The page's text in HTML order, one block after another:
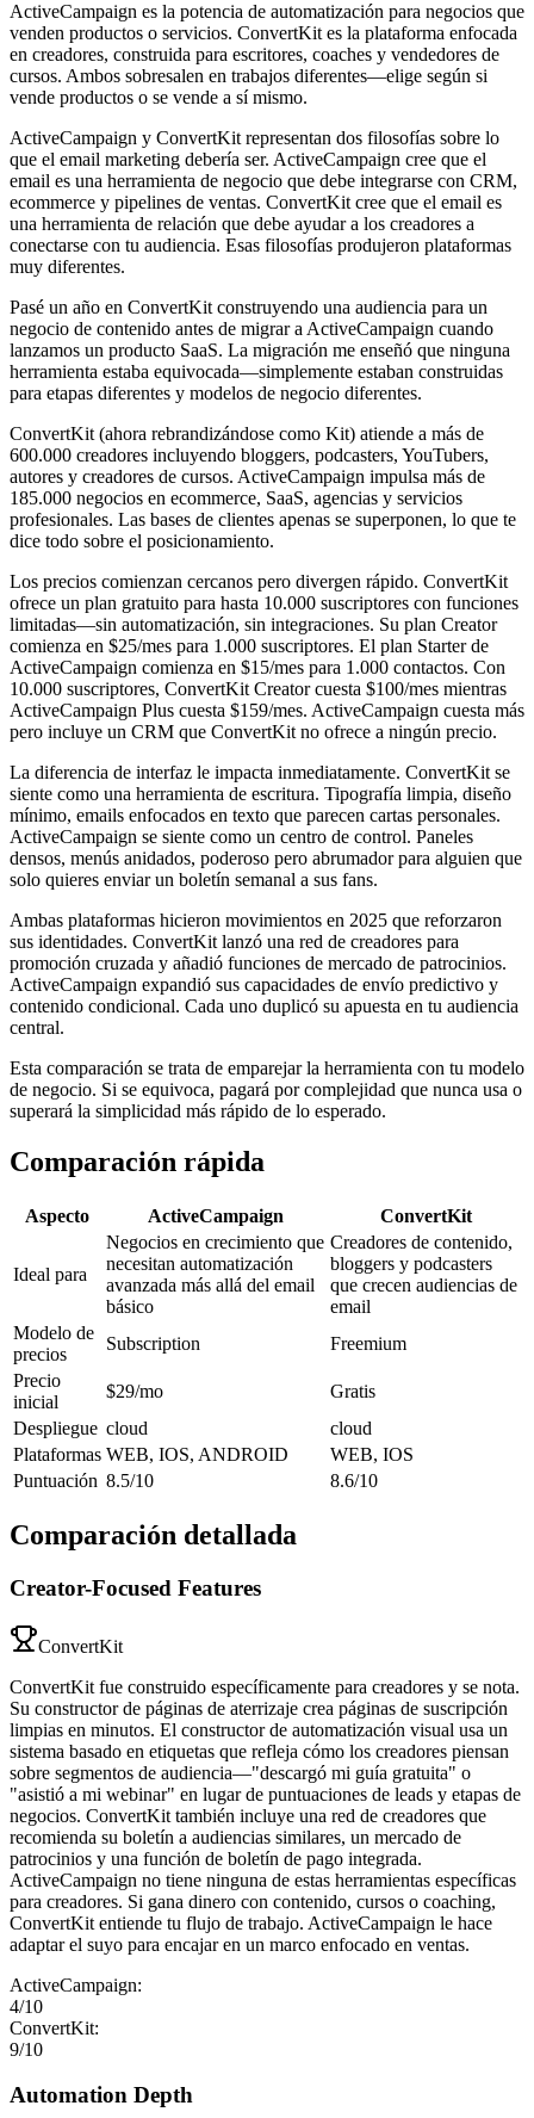
ActiveCampaign es la potencia de automatización para negocios que
venden productos o servicios. ConvertKit es la plataforma enfocada
en creadores, construida para escritores, coaches y vendedores de
cursos. Ambos sobresalen en trabajos diferentes—elige según si
vende productos o se vende a sí mismo.
ActiveCampaign y ConvertKit representan dos filosofías sobre lo
que el email marketing debería ser. ActiveCampaign cree que el
email es una herramienta de negocio que debe integrarse con CRM,
ecommerce y pipelines de ventas. ConvertKit cree que el email es
una herramienta de relación que debe ayudar a los creadores a
conectarse con tu audiencia. Esas filosofías produjeron plataformas
muy diferentes.
Pasé un año en ConvertKit construyendo una audiencia para un
negocio de contenido antes de migrar a ActiveCampaign cuando
lanzamos un producto SaaS. La migración me enseñó que ninguna
herramienta estaba equivocada—simplemente estaban construidas
para etapas diferentes y modelos de negocio diferentes.
ConvertKit (ahora rebrandizándose como Kit) atiende a más de
600.000 creadores incluyendo bloggers, podcasters, YouTubers,
autores y creadores de cursos. ActiveCampaign impulsa más de
185.000 negocios en ecommerce, SaaS, agencias y servicios
profesionales. Las bases de clientes apenas se superponen, lo que te
dice todo sobre el posicionamiento.
Los precios comienzan cercanos pero divergen rápido. ConvertKit
ofrece un plan gratuito para hasta 10.000 suscriptores con funciones
limitadas—sin automatización, sin integraciones. Su plan Creator
comienza en $25/mes para 1.000 suscriptores. El plan Starter de
ActiveCampaign comienza en $15/mes para 1.000 contactos. Con
10.000 suscriptores, ConvertKit Creator cuesta $100/mes mientras
ActiveCampaign Plus cuesta $159/mes. ActiveCampaign cuesta más
pero incluye un CRM que ConvertKit no ofrece a ningún precio.
La diferencia de interfaz le impacta inmediatamente. ConvertKit se
siente como una herramienta de escritura. Tipografía limpia, diseño
mínimo, emails enfocados en texto que parecen cartas personales.
ActiveCampaign se siente como un centro de control. Paneles
densos, menús anidados, poderoso pero abrumador para alguien que
solo quieres enviar un boletín semanal a sus fans.
Ambas plataformas hicieron movimientos en 2025 que reforzaron
sus identidades. ConvertKit lanzó una red de creadores para
promoción cruzada y añadió funciones de mercado de patrocinios.
ActiveCampaign expandió sus capacidades de envío predictivo y
contenido condicional. Cada uno duplicó su apuesta en tu audiencia
central.
Esta comparación se trata de emparejar la herramienta con tu modelo
de negocio. Si se equivoca, pagará por complejidad que nunca usa o
superará la simplicidad más rápido de lo esperado.
Comparación rápida
Aspecto ActiveCampaign ConvertKit
Ideal para
Negocios en crecimiento que
necesitan automatización
avanzada más allá del email
básico
Creadores de contenido,
bloggers y podcasters
que crecen audiencias de
email
Modelo de
precios
Subscription
Freemium
Precio
inicial
$29/mo
Gratis
Despliegue cloud
cloud
Plataformas WEB, IOS, ANDROID
WEB, IOS
Puntuación 8.5/10 8.6/10
Comparación detallada
Creator-Focused Features
ConvertKit
ConvertKit fue construido específicamente para creadores y se nota.
Su constructor de páginas de aterrizaje crea páginas de suscripción
limpias en minutos. El constructor de automatización visual usa un
sistema basado en etiquetas que refleja cómo los creadores piensan
sobre segmentos de audiencia—"descargó mi guía gratuita" o
"asistió a mi webinar" en lugar de puntuaciones de leads y etapas de
negocios. ConvertKit también incluye una red de creadores que
recomienda su boletín a audiencias similares, un mercado de
patrocinios y una función de boletín de pago integrada.
ActiveCampaign no tiene ninguna de estas herramientas específicas
para creadores. Si gana dinero con contenido, cursos o coaching,
ConvertKit entiende tu flujo de trabajo. ActiveCampaign le hace
adaptar el suyo para encajar en un marco enfocado en ventas.
ActiveCampaign:
4/10
ConvertKit:
9/10
Automation Depth